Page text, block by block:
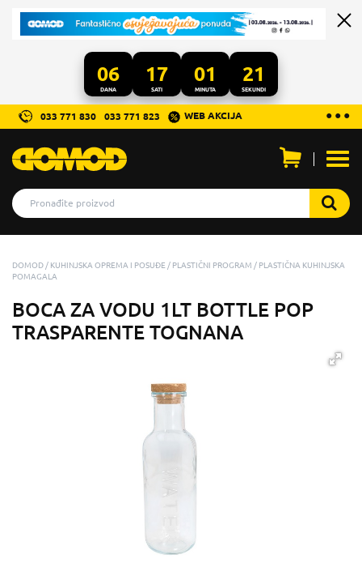
06
DANA
17
SATI
01
MINUTA
20
SEKUNDI
...
● ● ●
033 771 830 033 771 823 WEB AKCIJA
DOMOD KUHINJSKA OPREMA I POSUĐE PLASTIČNI PROGRAM
PLASTIČNA KUHINJSKA
POMAGALA
BOCA ZA VODU 1LT BOTTLE POP
TRASPARENTE TOGNANA